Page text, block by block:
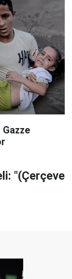
"(Çerçeve